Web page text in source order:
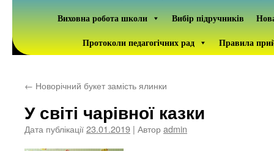
Виховна робота школи
Вибір підручників
Протоколи педагогічних рад
Правила
← Новорічний букет замість ялинки
У світі чарівної казки
Дата публікації23.01.2019 | Авторadmin